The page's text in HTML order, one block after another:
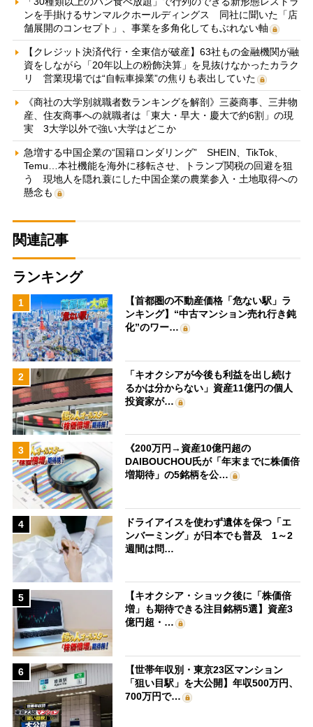
ンを手掛けるサンマルクホールディングス 同社に聞いた「店
舗展開のコンセプト」、事業を多角化してもぶれない軸
【クレジット決済代行・全東信が破産】63社もの金融機関が融
資をしながら「20年以上の粉飾決算」を見抜けなかったカラク
リ 営業現場では“自転車操業”の焦りも表出していた
《商社の大学別就職者数ランキングを解剖》三菱商事、三井物
産、住友商事への就職者は「東大・早大・慶大で約6割」の現
実 3大学以外で強い大学はどこか
急増する中国企業の“国籍ロンダリング” SHEIN、TikTok、
Temu…本社機能を海外に移転させ、トランプ関税の回避を狙
う 現地人を隠れ蓑にした中国企業の農業参入・土地取得への
懸念も
関連記事
ランキング
1
【首都圏の不動産価格「危ない駅」ラ
ンキング】“中古マンション売れ行き鈍
化”のワー…
2
「キオクシアが今後も利益を出し続け
るかは分からない」資産11億円の個人
投資家が…
3
《200万円→資産10億円超の
DAIBOUCHOU氏が「年末までに株価倍
増期待」の5銘柄を公…
4
ドライアイスを使わず遺体を保つ「エ
ンバーミング」が日本でも普及 1～2
週間は問…
5
【キオクシア・ショック後に「株価倍
増」も期待できる注目銘柄5選】資産3
億円超・…
6
【世帯年収別・東京23区マンション
「狙い目駅」を大公開】年収500万円、
700万円で…